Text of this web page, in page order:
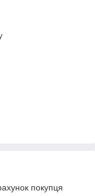
покупця